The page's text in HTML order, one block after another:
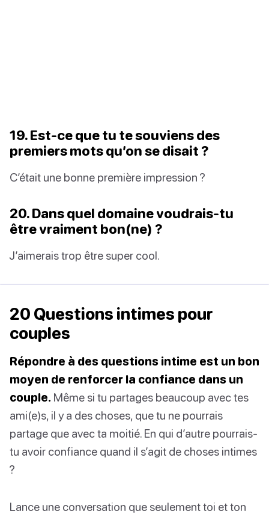
19. Est-ce que tu te souviens des
premiers mots qu’on se disait ?
C’était une bonne première impression ?
20. Dans quel domaine voudrais-tu
être vraiment bon(ne) ?
J’aimerais trop être super cool.
20 Questions intimes pour
couples
Répondre à des questions intime est un bon
moyen de renforcer la confiance dans un
couple. Même si tu partages beaucoup avec tes
ami(e)s, il y a des choses, que tu ne pourrais
partage que avec ta moitié. En qui d’autre pourrais-
tu avoir confiance quand il s’agit de choses intimes
?
Lance une conversation que seulement toi et ton